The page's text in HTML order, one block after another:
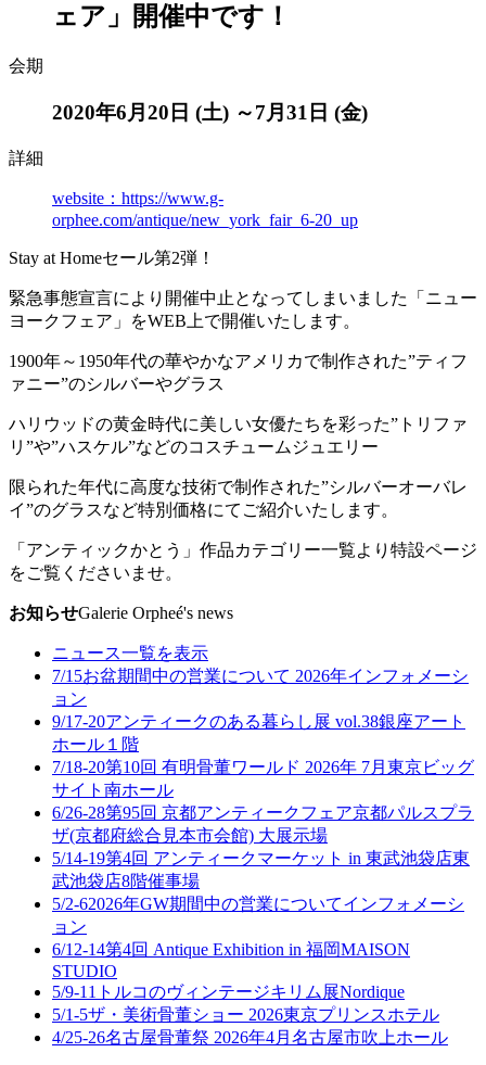
ェア」開催中です！
会期
2020年6月20日 (土) ～7月31日 (金)
詳細
website：https://www.g-
orphee.com/antique/new_york_fair_6-20_up
Stay at Homeセール第2弾！
緊急事態宣言により開催中止となってしまいました「ニュー
ヨークフェア」をWEB上で開催いたします。
1900年～1950年代の華やかなアメリカで制作された”ティフ
ァニー”のシルバーやグラス
ハリウッドの黄金時代に美しい女優たちを彩った”トリファ
リ”や”ハスケル”などのコスチュームジュエリー
限られた年代に高度な技術で制作された”シルバーオーバレ
イ”のグラスなど特別価格にてご紹介いたします。
「アンティックかとう」作品カテゴリー一覧より特設ページ
をご覧くださいませ。
お知らせGalerie Orpheé's news
ニュース一覧を表示
7/15お盆期間中の営業について 2026年インフォメーシ
ョン
9/17-20アンティークのある暮らし展 vol.38銀座アート
ホール１階
7/18-20第10回 有明骨董ワールド 2026年 7月 東京ビッグ
サイト南ホール
6/26-28第95回 京都アンティークフェア京都パルスプラ
ザ(京都府総合見本市会館) 大展示場
5/14-19第4回 アンティークマーケット in 東武池袋店東
武池袋店8階催事場
5/2-62026年GW期間中の営業についてインフォメーシ
ョン
6/12-14第4回 Antique Exhibition in 福岡MAISON
STUDIO
5/9-11 トルコのヴィンテージキリム展Nordique
5/1-5ザ・美術骨董ショー 2026東京プリンスホテル
4/25-26名古屋骨董祭 2026年4月 名古屋市吹上ホール